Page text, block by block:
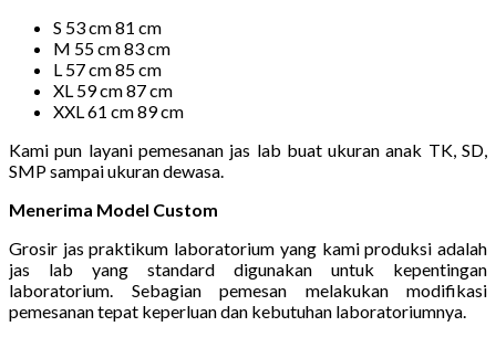
S 53 cm 81 cm
M 55 cm 83 cm
L 57 cm 85 cm
XL 59 cm 87 cm
XXL 61 cm 89 cm
Kami pun layani pemesanan jas lab buat ukuran anak TK, SD,
SMP sampai ukuran dewasa.
Menerima Model Custom
Grosir jas praktikum laboratorium yang kami produksi adalah
jas lab yang standard digunakan untuk kepentingan
laboratorium. Sebagian pemesan melakukan modifikasi
pemesanan tepat keperluan dan kebutuhan laboratoriumnya.